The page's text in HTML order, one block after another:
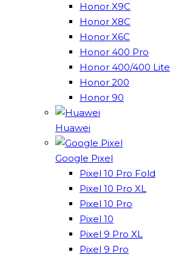
Honor X9C
Honor X8C
Honor X6C
Honor 400 Pro
Honor 400/400 Lite
Honor 200
Honor 90
Huawei
Google Pixel
Pixel 10 Pro Fold
Pixel 10 Pro XL
Pixel 10 Pro
Pixel 10
Pixel 9 Pro XL
Pixel 9 Pro